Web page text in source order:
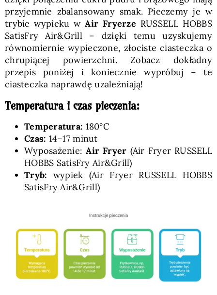
przyjemnie zbalansowany smak. Pieczemy je w
trybie wypieku wAir Fryerze RUSSELL HOBBS
SatisFry Air&Grill – dzięki temu uzyskujemy
równomiernie wypieczone, złociste ciasteczka o
chrupiącej powierzchni. Zobacz dokładny
przepis poniżej i koniecznie wypróbuj – te
ciasteczka naprawdę uzależniają!
Temperatura i czas pieczenia:
Temperatura: 180°C
Czas: 14–17 minut
Wyposażenie: Air Fryer (Air Fryer RUSSELL
HOBBS SatisFry Air&Grill)
Tryb: wypiek (Air Fryer RUSSELL HOBBS
SatisFry Air&Grill)